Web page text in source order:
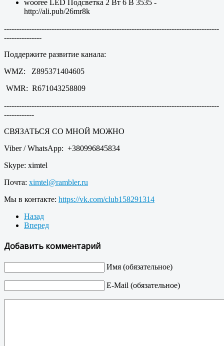
wooree LED Подсветка 2 Вт 6 В 3535 -
http://ali.pub/26mr8k
--------------------------------------------------------------------------------------
---------------
Поддержите развитие канала:
WMZ: Z895371404605
WMR: R671043258809
--------------------------------------------------------------------------------------
------------
СВЯЗАТЬСЯ СО МНОЙ МОЖНО
Viber / WhatsApp: +380996845834
Skype: ximtel
Почта: ximtel@rambler.ru
Мы в контакте: https://vk.com/club158291314
Назад
Вперед
Добавить комментарий
Имя (обязательное)
E-Mail (обязательное)